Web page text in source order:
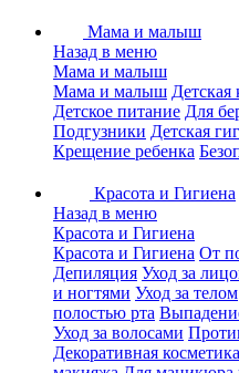
Мама и малыш
Назад в меню
Мама и малыш
Мама и малыш Детская
Детское питание Для
Подгузники Детская
Крещение ребенка
Красота и Гигиена
Назад в меню
Красота и Гигиена
Красота и Гигиена От
Депиляция Уход за
и ногтями Уход за телом
полостью рта
Уход за волосами
Декоративная косметика